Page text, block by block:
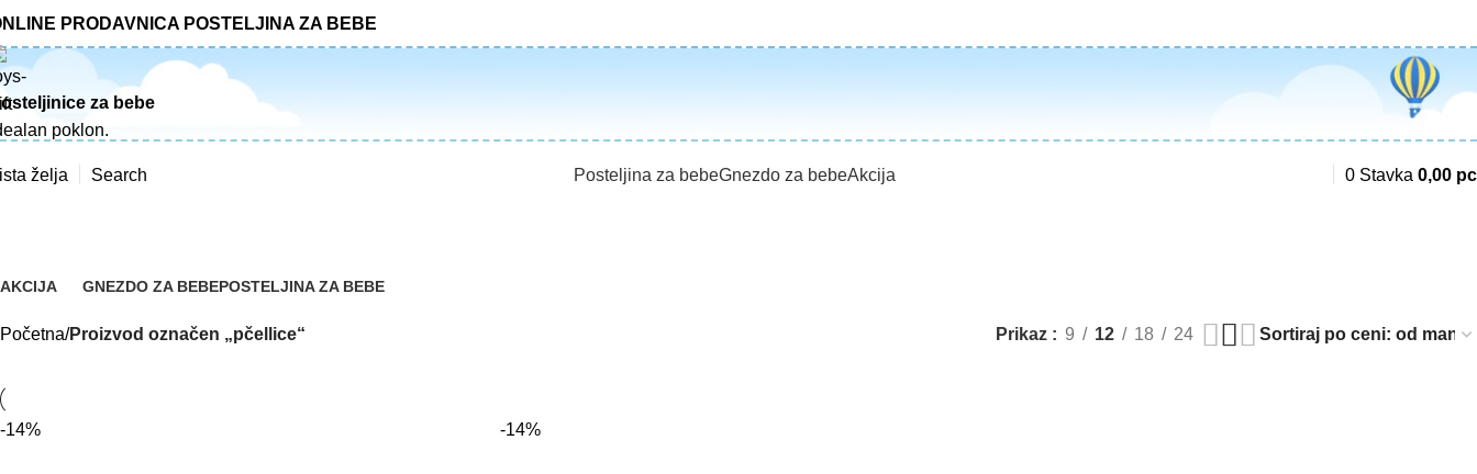
PRODAVNICA POSTELJINA ZA BEBE
za bebe
poklon.
želja Search Posteljina za bebeGnezdo za bebeAkcija 0 Stavka 0,00
AKCIJA
GNEZDO ZA BEBEPOSTELJINA ZA BEBE
Početna Proizvod označen „pčellice“ Prikaz 9 12 18 24
-14% -14%